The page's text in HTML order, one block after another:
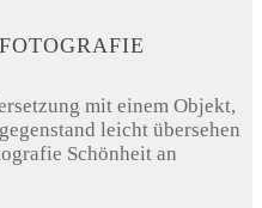
mit einem Objekt,
leicht übersehen
Schönheit an